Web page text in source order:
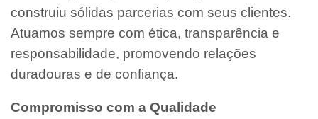
construiu sólidas parcerias com seus clientes.
Atuamos sempre com ética, transparência e
responsabilidade, promovendo relações
duradouras e de confiança.
Compromisso com a Qualidade